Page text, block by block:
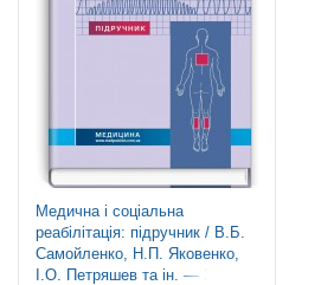
Медична і соціальна
реабілітація: підручник / В.Б.
Самойленко, Н.П. Яковенко,
І.О. Петряшев та ін. — 3-є